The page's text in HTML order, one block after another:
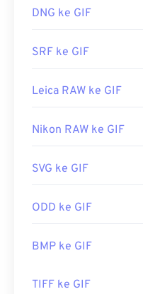
DNG ke GIF
SRF ke GIF
Leica RAW ke GIF
Nikon RAW ke GIF
SVG ke GIF
ODD ke GIF
BMP ke GIF
TIFF ke GIF